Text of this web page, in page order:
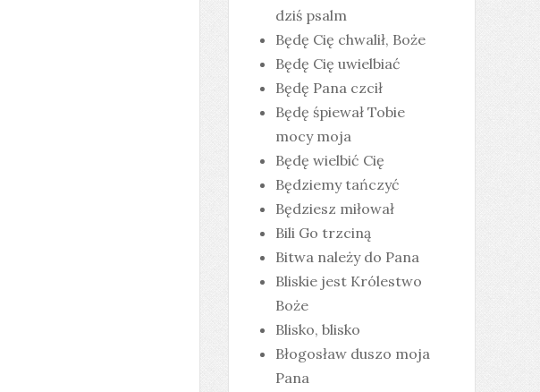
dziś psalm
Będę Cię chwalił, Boże
Będę Cię uwielbiać
Będę Pana czcił
Będę śpiewał Tobie
mocy moja
Będę wielbić Cię
Będziemy tańczyć
Będziesz miłował
Bili Go trzciną
Bitwa należy do Pana
Bliskie jest Królestwo
Boże
Blisko, blisko
Błogosław duszo moja
Pana